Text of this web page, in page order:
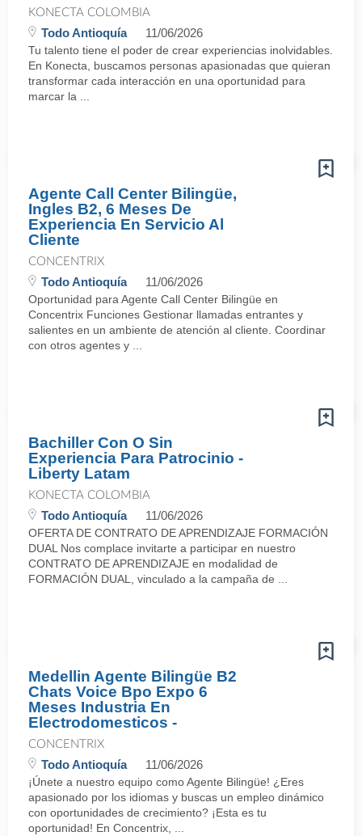
KONECTA COLOMBIA
Todo Antioquía 11/06/2026
Tu talento tiene el poder de crear experiencias inolvidables.
En Konecta, buscamos personas apasionadas que quieran
transformar cada interacción en una oportunidad para
marcar la ...
Agente Call Center Bilingüe,
Ingles B2, 6 Meses De
Experiencia En Servicio Al
Cliente
CONCENTRIX
Todo Antioquía 11/06/2026
Oportunidad para Agente Call Center Bilingüe en
Concentrix Funciones Gestionar llamadas entrantes y
salientes en un ambiente de atención al cliente. Coordinar
con otros agentes y ...
Bachiller Con O Sin
Experiencia Para Patrocinio -
Liberty Latam
KONECTA COLOMBIA
Todo Antioquía 11/06/2026
OFERTA DE CONTRATO DE APRENDIZAJE FORMACIÓN
DUAL Nos complace invitarte a participar en nuestro
CONTRATO DE APRENDIZAJE en modalidad de
FORMACIÓN DUAL, vinculado a la campaña de ...
Medellin Agente Bilingüe B2
Chats Voice Bpo Expo 6
Meses Industria En
Electrodomesticos -
CONCENTRIX
Todo Antioquía 11/06/2026
¡Únete a nuestro equipo como Agente Bilingüe! ¿Eres
apasionado por los idiomas y buscas un empleo dinámico
con oportunidades de crecimiento? ¡Esta es tu
oportunidad! En Concentrix, ...